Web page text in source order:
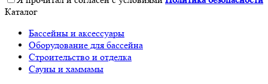
Каталог
Бассейны и аксессуары
Оборудование для бассейна
Строительство и отделка
Сауны и хаммамы